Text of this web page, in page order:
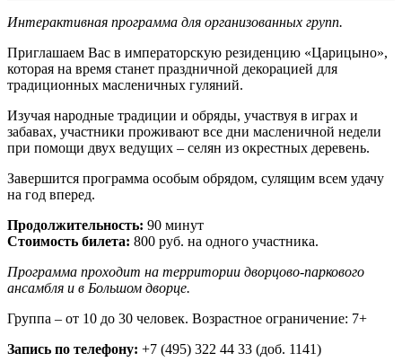
Интерактивная программа для организованных групп.
Приглашаем Вас в императорскую резиденцию «Царицыно»,
которая на время станет праздничной декорацией для
традиционных масленичных гуляний.
Изучая народные традиции и обряды, участвуя в играх и
забавах, участники проживают все дни масленичной недели
при помощи двух ведущих – селян из окрестных деревень.
Завершится программа особым обрядом, сулящим всем удачу
на год вперед.
Продолжительность: 90 минут
Стоимость билета: 800 руб. на одного участника.
Программа проходит на территории дворцово-паркового
ансамбля и в Большом дворце.
Группа – от 10 до 30 человек. Возрастное ограничение: 7+
Запись по телефону: +7 (495) 322 44 33 (доб. 1141)